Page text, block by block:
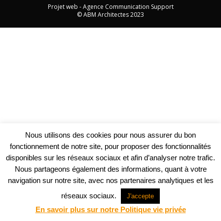
Projet web -Agence Communication Support
© ABM Architectes 2023
Nous utilisons des cookies pour nous assurer du bon
fonctionnement de notre site, pour proposer des fonctionnalités
disponibles sur les réseaux sociaux et afin d’analyser notre trafic.
Nous partageons également des informations, quant à votre
navigation sur notre site, avec nos partenaires analytiques et les
réseaux sociaux.
J'accepte
En savoir plus sur notre Politique vie privée